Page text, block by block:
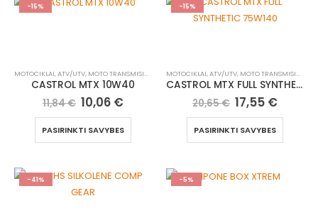
-15%
MOTOCIKLAI, ATV/UTV, MOTO TRANSMISINĖ ALYVA
CASTROL MTX 10W40
11,84€ 10,06 €
PASIRINKTI SAVYBES
-15%
MOTOCIKLAI, ATV/UTV, MOTO TRANSMISINĖ ALYVA
CASTROL MTX FULL SYNTHETIC 75W140
20,65€ 17,55 €
PASIRINKTI SAVYBES
-41% -5%